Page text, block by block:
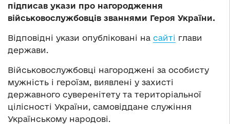
підписав укази про нагородження
військовослужбовців званнями Героя України.
Відповідні укази опубліковані на сайті глави
держави.
Військовослужбовці нагороджені за особисту
мужність і героїзм, виявлені у захисті
державного суверенітету та територіальної
цілісності України, самовіддане служіння
Українському народові.